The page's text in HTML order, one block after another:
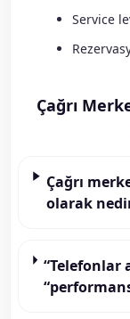
Service
Çağrı
Çağrı
olarak
“Telefonlar